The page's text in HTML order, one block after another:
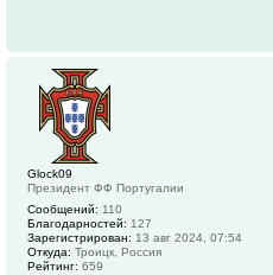
Glock09
Президент ФФ Португалии
Сообщений: 110
Благодарностей: 127
Зарегистрирован: 13 авг 2024, 07:54
Откуда: Троицк, Россия
Рейтинг: 659